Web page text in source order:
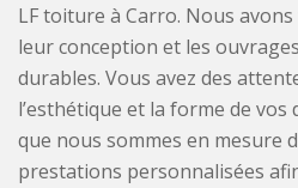
LF toiture à Carro. Nous
leur conception et les
durables. Vous avez des
l’esthétique et la forme de vos
que nous sommes en mesure
prestations personnalisées